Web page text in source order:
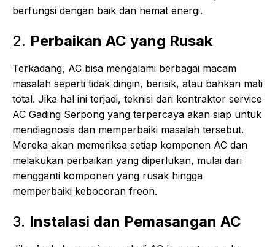
berfungsi dengan baik dan hemat energi.
2. Perbaikan AC yang Rusak
Terkadang, AC bisa mengalami berbagai macam
masalah seperti tidak dingin, berisik, atau bahkan mati
total. Jika hal ini terjadi, teknisi dari kontraktor service
AC Gading Serpong yang terpercaya akan siap untuk
mendiagnosis dan memperbaiki masalah tersebut.
Mereka akan memeriksa setiap komponen AC dan
melakukan perbaikan yang diperlukan, mulai dari
mengganti komponen yang rusak hingga
memperbaiki kebocoran freon.
3. Instalasi dan Pemasangan AC